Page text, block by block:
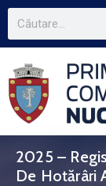
2025 –
De Hotărâri